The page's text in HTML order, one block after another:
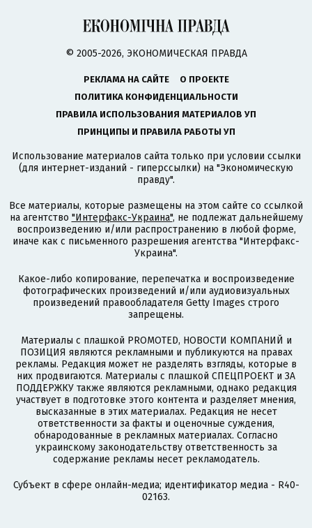
© 2005-2026, ЭКОНОМИЧЕСКАЯ ПРАВДА
РЕКЛАМА НА САЙТЕ
О ПРОЕКТЕ
ПОЛИТИКА КОНФИДЕНЦИАЛЬНОСТИ
ПРАВИЛА ИСПОЛЬЗОВАНИЯ МАТЕРИАЛОВ УП
ПРИНЦИПЫ И ПРАВИЛА РАБОТЫ УП
Использование материалов сайта только при условии ссылки
(для интернет-изданий - гиперссылки) на "Экономическую
правду".
Все материалы, которые размещены на этом сайте со ссылкой
на агентство "Интерфакс-Украина", не подлежат дальнейшему
воспроизведению и/или распространению в любой форме,
иначе как с письменного разрешения агентства "Интерфакс-
Украина".
Какое-либо копирование, перепечатка и воспроизведение
фотографических произведений и/или аудиовизуальных
произведений правообладателя Getty Images строго
запрещены.
Материалы с плашкой PROMOTED, НОВОСТИ КОМПАНИЙ и
ПОЗИЦИЯ являются рекламными и публикуются на правах
рекламы. Редакция может не разделять взгляды, которые в
них продвигаются. Материалы с плашкой СПЕЦПРОЕКТ и ЗА
ПОДДЕРЖКУ также являются рекламными, однако редакция
участвует в подготовке этого контента и разделяет мнения,
высказанные в этих материалах. Редакция не несет
ответственности за факты и оценочные суждения,
обнародованные в рекламных материалах. Согласно
украинскому законодательству ответственность за
содержание рекламы несет рекламодатель.
Субъект в сфере онлайн-медиа; идентификатор медиа - R40-
02163.